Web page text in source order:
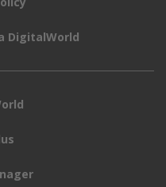
DigitalWorld